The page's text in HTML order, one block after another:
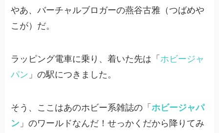
やあ、バーチャルブロガーの燕谷古雅（つばめや
こが）だ。
ラッピング電車に乗り、着いた先は「 ホビージャ
パン 」の駅につきました。
そう、ここはあのホビー系雑誌の「ホビージャパ
ン 」のワールドなんだ！せっかくだから降りてみ